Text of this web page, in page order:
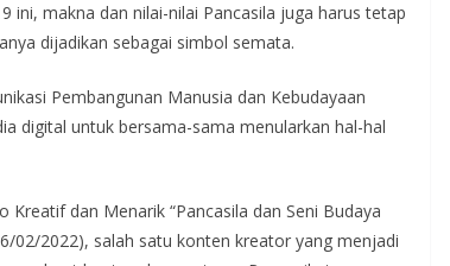
ini, makna dan nilai-nilai Pancasila juga harus tetap
dijadikan sebagai simbol semata.
Pembangunan Manusia dan Kebudayaan
digital untuk bersama-sama menularkan hal-hal
dan Menarik “Pancasila dan Seni Budaya
02/2022), salah satu konten kreator yang menjadi